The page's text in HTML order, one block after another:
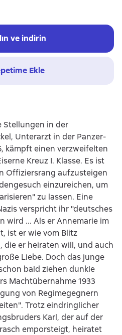
ve indirin
Ekle
Stellungen in der
Unterarzt in der Panzer-
kämpft einen verzweifelten
Kreuz I. Klasse. Es ist
Offiziersrang aufzusteigen
einzureichen, um
zu lassen. Eine
verspricht ihr "deutsches
wird ... Als er Annemarie im
ist er wie vom Blitz
die er heiraten will, und auch
Liebe. Doch das junge
bald ziehen dunkle
Machtübernahme 1933
von Regimegegnern
Trotz eindringlicher
Karl, der auf der
emporsteigt, heiratet